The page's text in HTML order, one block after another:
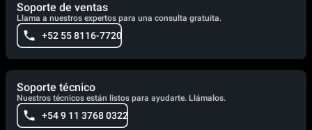
Soporte de ventas
Llama a nuestros expertos para una consulta gratuita.
+52 55 8116-7720
Soporte técnico
Nuestros técnicos están listos para ayudarte. Llámalos.
+54 9 11 3768 0322